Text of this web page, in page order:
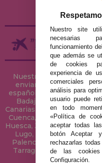
Nuestra tienda de
enviamos tus puzzles a
español: Álava, Albacete,
Badajoz, Baleares,
Canarias, Cantabria,
Cuenca, Gerona, Granada,
Huesca, Jaén, La Coruña,
Lugo, Madrid, Málaga,
Palencia, Pontevedra,
Tarragona, Tenerife,
Vizcaya,
Nuestro site
necesarias
funcionamiento
que además se
de cookies
experiencia de
comerciales
análisis para
usuario puede
en todo
«Política de
aceptar todas
botón Aceptar
rechazarlas
de las
Configuración.